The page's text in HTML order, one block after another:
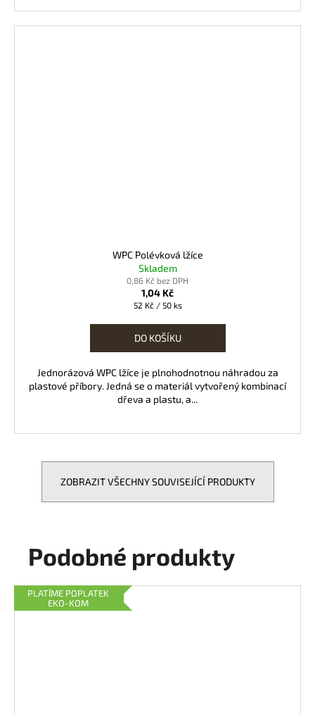
WPC Polévková lžíce
Skladem
0,86 Kč bez DPH
1,04 Kč
Měrná
52 Kč / 50 ks
DO KOŠÍKU
Jednorázová WPC lžíce je plnohodnotnou náhradou za
plastové příbory. Jedná se o materiál vytvořený kombinací
dřeva a plastu, a...
ZOBRAZIT VŠECHNY SOUVISEJÍCÍ PRODUKTY
Podobné produkty
PLATÍME POPLATEK
EKO-KOM